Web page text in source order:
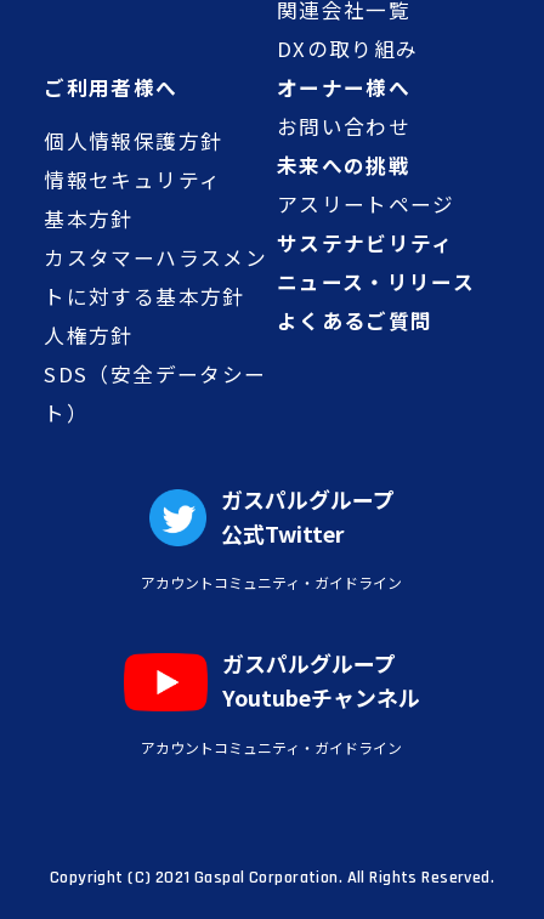
関連会社一覧
DXの取り組み
ご利用者様へ
個人情報保護方針
情報セキュリティ
基本方針
カスタマーハラスメン
トに対する基本方針
人権方針
SDS（安全データシー
ト）
オーナー様へ
お問い合わせ
未来への挑戦
アスリートページ
サステナビリティ
ニュース・リリース
よくあるご質問
ガスパルグループ
公式Twitter
アカウントコミュニティ・ガイドライン
ガスパルグループ
Youtubeチャンネル
アカウントコミュニティ・ガイドライン
Copyright (C) 2021 Gaspal Corporation. All Rights Reserved.